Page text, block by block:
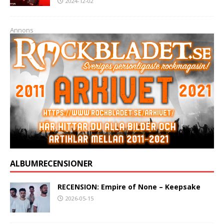
Annons
ALBUMRECENSIONER
RECENSION: Empire of None – Keepsake
2026-05-15